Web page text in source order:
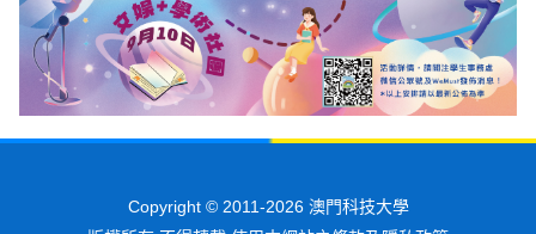
Copyright © 2011-2026 澳門科技大學